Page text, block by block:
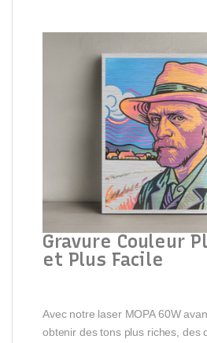
Gravure Couleur
et Plus Facile
Avec notre laser MOPA 60W
obtenir des tons plus riches, des